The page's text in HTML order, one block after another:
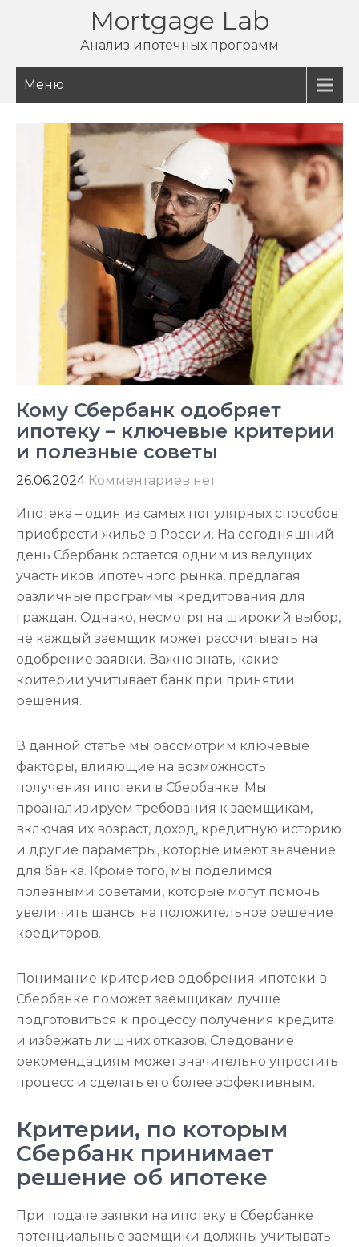
содержимому
Mortgage Lab
Анализ ипотечных программ
Меню
Кому Сбербанк одобряет
ипотеку – ключевые критерии
и полезные советы
26.06.2024 Комментариев нет
Ипотека – один из самых популярных способов
приобрести жилье в России. На сегодняшний
день Сбербанк остается одним из ведущих
участников ипотечного рынка, предлагая
различные программы кредитования для
граждан. Однако, несмотря на широкий выбор,
не каждый заемщик может рассчитывать на
одобрение заявки. Важно знать, какие
критерии учитывает банк при принятии
решения.
В данной статье мы рассмотрим ключевые
факторы, влияющие на возможность
получения ипотеки в Сбербанке. Мы
проанализируем требования к заемщикам,
включая их возраст, доход, кредитную историю
и другие параметры, которые имеют значение
для банка. Кроме того, мы поделимся
полезными советами, которые могут помочь
увеличить шансы на положительное решение
кредиторов.
Понимание критериев одобрения ипотеки в
Сбербанке поможет заемщикам лучше
подготовиться к процессу получения кредита
и избежать лишних отказов. Следование
рекомендациям может значительно упростить
процесс и сделать его более эффективным.
Критерии, по которым
Сбербанк принимает
решение об ипотеке
При подаче заявки на ипотеку в Сбербанке
потенциальные заемщики должны учитывать